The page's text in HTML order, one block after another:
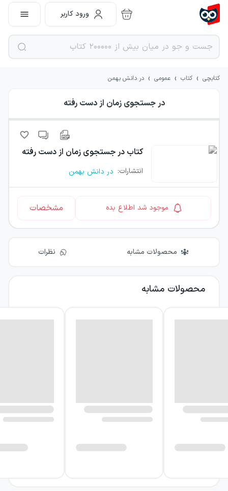
ورود کاربر
کتابچی › کتاب › عمومی › در دانش بهمن
در جستجوی زمان از دست رفته
کتاب در جستجوی زمان از دست رفته
انتشارات: در دانش بهمن
موجود شد اطلاع بده مشخصات
محصولات مشابه نظرات
محصولات مشابه